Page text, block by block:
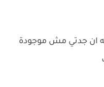
ان جدتي مش موجودة